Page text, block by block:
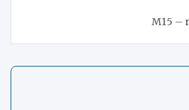
M15 –